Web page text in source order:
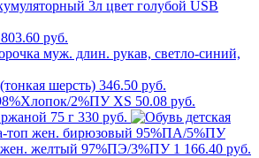
803.60 руб.
346.50 руб.
50.08 руб.
330 руб.
1 166.40 руб.